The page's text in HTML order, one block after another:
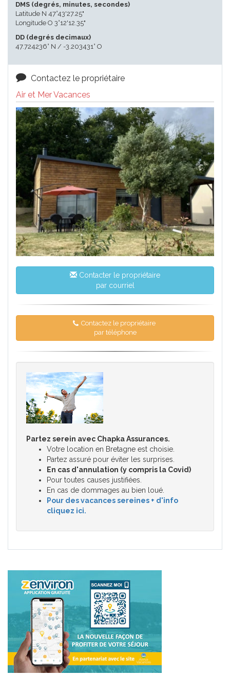
DMS (degrés, minutes, secondes)
Latitude N 47°43'27.25"
Longitude O 3°12'12.35"
DD (degrés decimaux)
47.724236° N / -3.203431° O
Contactez le propriétaire
Air et Mer Vacances
Contacter le propriétaire
par courriel
Contactez le propriétaire
par téléphone
Partez serein avec Chapka Assurances.
Votre location en Bretagne est choisie.
Partez assuré pour éviter les surprises.
En cas d'annulation (y compris la Covid)
Pour toutes causes justifiées.
En cas de dommages au bien loué.
Pour des vacances sereines + d'info
cliquez ici.